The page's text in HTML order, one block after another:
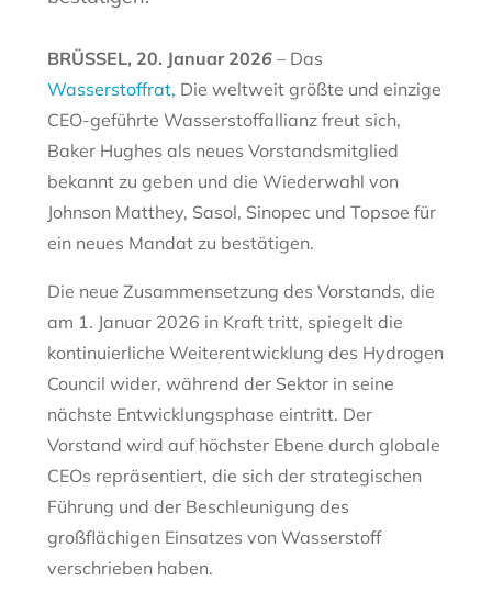
BRÜSSEL, 20. Januar 2026– Das
Wasserstoffrat, Die weltweit größte und einzige
CEO-geführte Wasserstoffallianz freut sich,
Baker Hughes als neues Vorstandsmitglied
bekannt zu geben und die Wiederwahl von
Johnson Matthey, Sasol, Sinopec und Topsoe für
ein neues Mandat zu bestätigen.
Die neue Zusammensetzung des Vorstands, die
am 1. Januar 2026 in Kraft tritt, spiegelt die
kontinuierliche Weiterentwicklung des Hydrogen
Council wider, während der Sektor in seine
nächste Entwicklungsphase eintritt. Der
Vorstand wird auf höchster Ebene durch globale
CEOs repräsentiert, die sich der strategischen
Führung und der Beschleunigung des
großflächigen Einsatzes von Wasserstoff
verschrieben haben.